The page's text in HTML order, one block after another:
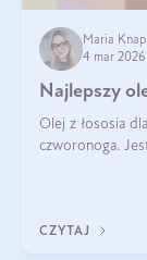
Maria
4 mar 2026
Najlepszy
Olej z łososia
czworonoga.
CZYTAJ